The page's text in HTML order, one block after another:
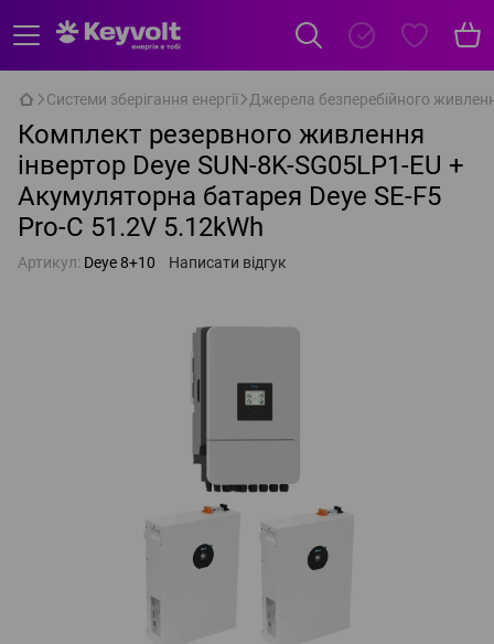
Системи зберігання енергії Джерела безперебійного
Комплект резервного живлення
інвертор Deye SUN-8K-SG05LP1-EU +
Акумуляторна батарея Deye SE-F5
Pro-C 51.2V 5.12kWh
Артикул: Deye 8+10 Написати відгук